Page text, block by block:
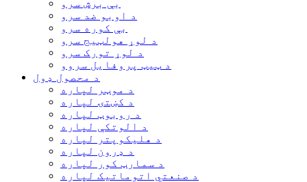
بې برش سرو
د اوبو ضد سرو
بې کوره سرو
د لوړ هولټیج سرو
د لوړ تورک سرو
د ټیټ پروفایل سروو
د محصول ډول
د موټر لپاره
د کښتۍ لپاره
د روبوټ لپاره
د الوتکې لپاره
د هلیکوپتر لپاره
د ډرون لپاره
د سمارټ کور لپاره
د صنعتي اتوماتیک لپاره